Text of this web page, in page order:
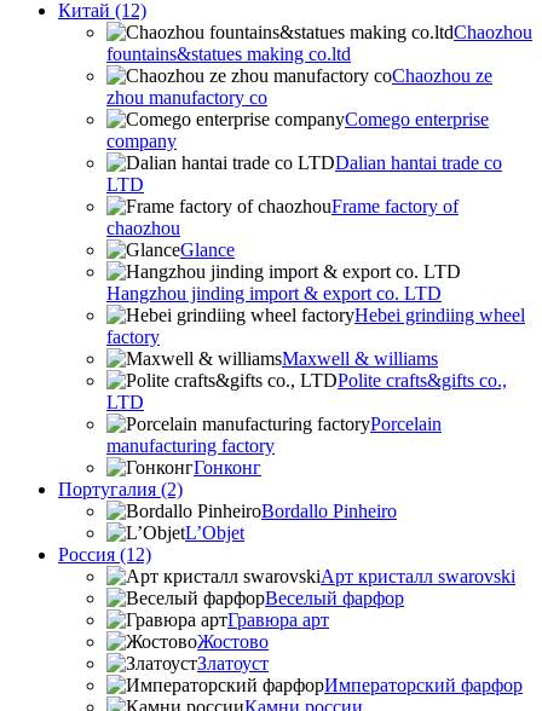
Китай (12)
Chaozhou
fountains&statues making co.ltd
Chaozhou ze
zhou manufactory co
Comego enterprise
company
Dalian hantai trade co
LTD
Frame factory of
chaozhou
Glance
Hangzhou jinding import & export co. LTD
Hebei grindiing wheel
factory
Maxwell & williams
Polite crafts&gifts co.,
LTD
Porcelain
manufacturing factory
Гонконг
Португалия (2)
Bordallo Pinheiro
L’Objet
Россия (12)
Арт кристалл swarovski
Веселый фарфор
Гравюра арт
Жостово
Златоуст
Императорский фарфор
Камни россии